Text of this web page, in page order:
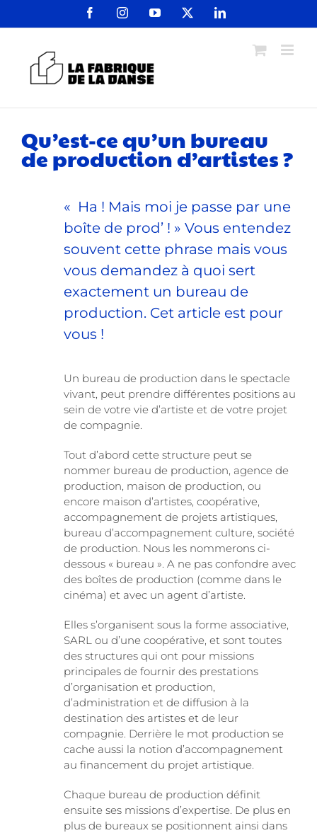
FacebookInstagramYouTube LinkedIn
Qu’est-ce qu’un bureau
de production d’artistes ?
« Ha ! Mais moi je passe par une
boîte de prod’ ! » Vous entendez
souvent cette phrase mais vous
vous demandez à quoi sert
exactement un bureau de
production. Cet article est pour
vous !
Un bureau de production dans le spectacle
vivant, peut prendre différentes positions au
sein de votre vie d’artiste et de votre projet
de compagnie.
Tout d’abord cette structure peut se
nommer bureau de production, agence de
production, maison de production, ou
encore maison d’artistes, coopérative,
accompagnement de projets artistiques,
bureau d’accompagnement culture, société
de production. Nous les nommerons ci-
dessous « bureau ». A ne pas confondre avec
des boîtes de production (comme dans le
cinéma) et avec un agent d’artiste.
Elles s’organisent sous la forme associative,
SARL ou d’une coopérative, et sont toutes
des structures qui ont pour missions
principales de fournir des prestations
d’organisation et production,
d’administration et de diffusion à la
destination des artistes et de leur
compagnie. Derrière le mot production se
cache aussi la notion d’accompagnement
au financement du projet artistique.
Chaque bureau de production définit
ensuite ses missions d’expertise. De plus en
plus de bureaux se positionnent ainsi dans